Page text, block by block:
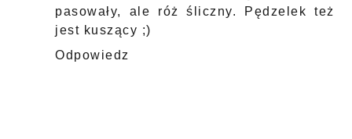
pasowały, ale róż śliczny. Pędzelek też
jest kuszący ;)
Odpowiedz